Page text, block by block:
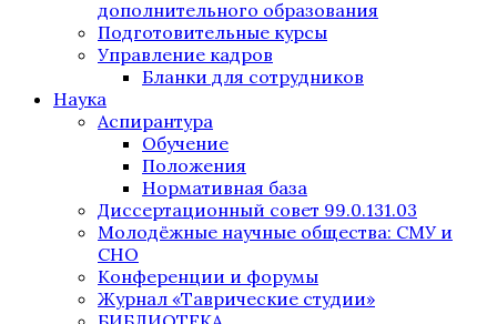
дополнительного образования
Подготовительные курсы
Управление кадров
Бланки для сотрудников
Наука
Аспирантура
Обучение
Положения
Нормативная база
Диссертационный совет 99.0.131.03
Молодёжные научные общества: СМУ и
СНО
Конференции и форумы
Журнал «Таврические студии»